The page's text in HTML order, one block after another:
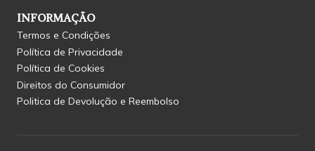
INFORMAÇÃO
Termos e Condições
Política de Privacidade
Política de Cookies
Direitos do Consumidor
Politica de Devolução e Reembolso